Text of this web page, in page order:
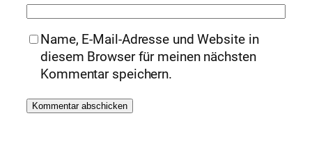
Name, E-Mail-Adresse und Website in
diesem Browser für meinen nächsten
Kommentar speichern.